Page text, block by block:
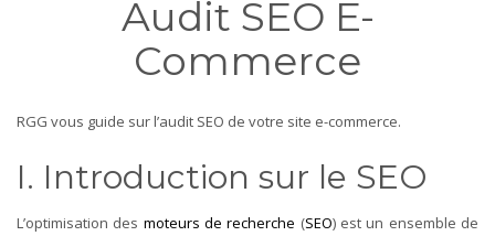
Audit SEO E-
Commerce
RGG vous guide sur l’audit SEO de votre site e-commerce.
I. Introduction sur le SEO
L’optimisation des moteurs de recherche (SEO) est un ensemble de